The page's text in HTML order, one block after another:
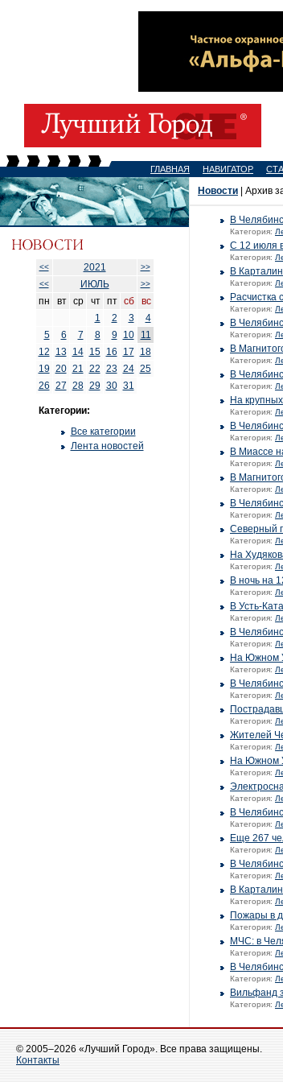
ГЛАВНАЯ НАВИГАТОР
<< 2021
>>
<<
ИЮЛЬ >>
пн вт ср чт пт сб
вс
1
2 3
4
5
6 7 8 9 10
11
12
13 14 15 16 17
18
19 20 21 22 23 24 25
26 27 28 29 30 31
Категории:
Все категории
Лента новостей
Новости | Архив
В
Категория:
С 12 июля
Категория:
В
Категория:
Категория:
В
Категория:
В
Категория:
В
Категория:
На
Категория:
В
Категория:
В Миассе
Категория:
В
Категория:
В
Категория:
Северный
Категория:
На
Категория:
В ночь на
Категория:
В Усть-
Категория:
В
Категория:
На Южном
Категория:
В
Категория:
Категория:
Жителей
Категория:
На Южном
Категория:
Категория:
В
Категория:
Еще 267
Категория:
В
Категория:
В
Категория:
Пожары в
Категория:
МЧС: в
Категория:
В
Категория:
Вильфанд
Категория:
© 2005–2026 «Лучший Город». Все права защищены.
Контакты